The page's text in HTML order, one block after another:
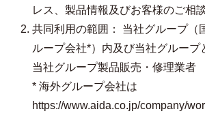
レス、製品情報及びお客様のご相
共同利用の範囲： 当社グループ（
ループ会社*）内及び当社グループ
当社グループ製品販売・修理業者
* 海外グループ会社は
https://www.aida.co.jp/company/